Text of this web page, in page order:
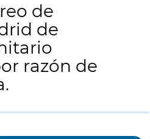
de
de
razón de